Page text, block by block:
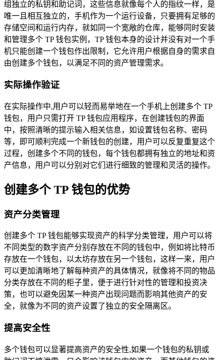
组独立的私钥和助记词，这些信息就像每个人的指纹一样，是
唯一且相互独立的，手机作为一个运行设备，只要拥有足够的
存储空间和运行内存，就如同一个宽敞的仓库，能够同时安装
和管理多个 TP 钱包实例，TP 钱包本身的设计并没有对一个手
机只能创建一个钱包作出限制，它允许用户根据自身的需求自
由创建多个钱包，以满足不同的资产管理需求。
实际操作验证
在实际操作中,用户可以轻而易举地在一个手机上创建多个 TP
钱包，用户只需打开 TP 钱包应用程序，在创建钱包的界面
中，按照清晰的提示输入相关信息，如设置钱包名称、密码
等，即可顺利完成一个新钱包的创建，用户可以反复重复这个
过程，创建多个不同的钱包，每个钱包都拥有独立的地址和资
产信息，用户可以分别对它们进行细致的管理和灵活的操作。
创建多个 TP 钱包的优势
资产分类管理
创建多个 TP 钱包能够实现资产的科学分类管理，用户可以将
不同类型的数字资产分别存放在不同的钱包中，例如将比特币
存放在一个钱包，以太坊存放在另一个钱包，这样一来，用户
可以更加清晰地了解每种资产的具体情况，就像将不同的物品
分类存放在不同的柜子里，便于进行针对性的管理和投资决
策，也可以避免因某一种资产出现问题而影响其他资产的安
全，就像为不同的资产设置了独立的安全隔离区。
提高安全性
多个钱包可以显著提高资产的安全性,如果一个钱包的私钥或